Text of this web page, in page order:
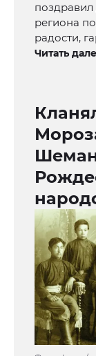
региона
радости,
Читать